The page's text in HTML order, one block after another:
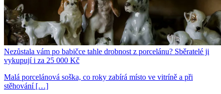
Nezůstala vám po babičce tahle drobnost z porcelánu? Sběratelé ji
vykupují i za 25 000 Kč
Malá porcelánová soška, co roky zabírá místo ve vitríně a při
stěhování […]